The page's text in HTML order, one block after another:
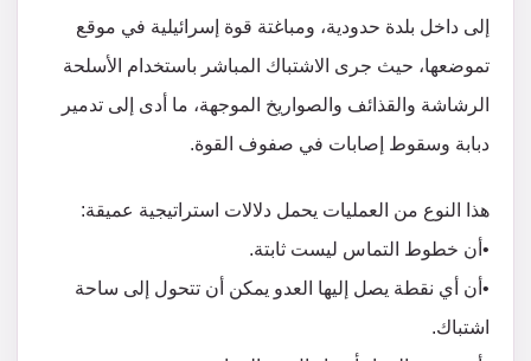
إلى داخل بلدة حدودية، ومباغتة قوة إسرائيلية في موقع
تموضعها، حيث جرى الاشتباك المباشر باستخدام الأسلحة
الرشاشة والقذائف والصواريخ الموجهة، ما أدى إلى تدمير
دبابة وسقوط إصابات في صفوف القوة.
هذا النوع من العمليات يحمل دلالات استراتيجية عميقة:
•أن خطوط التماس ليست ثابتة.
•أن أي نقطة يصل إليها العدو يمكن أن تتحول إلى ساحة
اشتباك.